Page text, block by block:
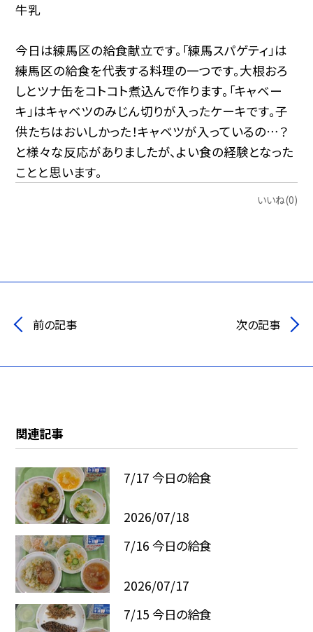
牛乳
今日は練馬区の給食献立です。「練馬スパゲティ」は
練馬区の給食を代表する料理の一つです。大根おろ
しとツナ缶をコトコト煮込んで作ります。「キャベー
キ」はキャベツのみじん切りが入ったケーキです。子
供たちはおいしかった！キャベツが入っているの…？
と様々な反応がありましたが、よい食の経験となった
ことと思います。
いいね(0)
前の記事 次の記事
関連記事
7/17 今日の給食
2026/07/18
7/16 今日の給食
2026/07/17
7/15 今日の給食